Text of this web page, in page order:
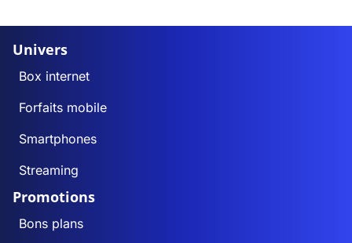
Univers
Box internet
Forfaits mobile
Smartphones
Streaming
Promotions
Bons plans